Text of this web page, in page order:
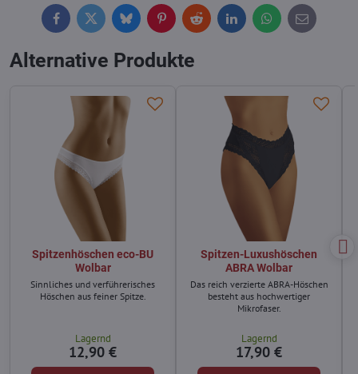
FacebookTwitterBlueskyPinterestReddit LinkedInWhatsApp
E-
mail
Alternative Produkte
Spitzenhöschen eco-BU
Wolbar
Sinnliches und verführerisches
Höschen aus feiner Spitze.
Lagernd
12,90 €
Spitzen-Luxushöschen
ABRA Wolbar
Das reich verzierte ABRA-Höschen
besteht aus hochwertiger
Mikrofaser.
Lagernd
17,90 €